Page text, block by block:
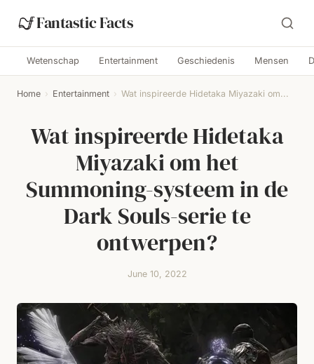
Fantastic Facts
Wetenschap Entertainment Geschiedenis Mensen
Home › Entertainment › Wat inspireerde Hidetaka Miyazaki om...
Wat inspireerde Hidetaka
Miyazaki om het
Summoning-systeem in de
Dark Souls-serie te
ontwerpen?
June 10, 2022